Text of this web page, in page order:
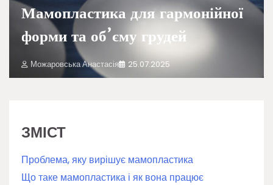
Мамопластика для гармонійної
форми та об’єму грудей
Можаровська Анастасія 25.07.2025
ЗМІСТ
Проблема, яку вирішує мамопластика
Що таке мамопластика і як вона працює